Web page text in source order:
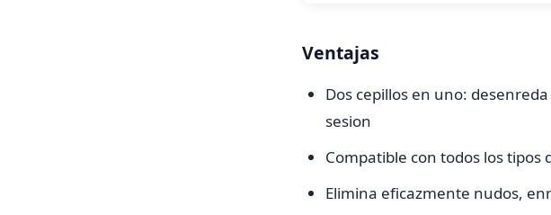
Ventajas
Dos cepillos en uno:
sesion
Compatible con todos los tipos
Elimina eficazmente nudos,